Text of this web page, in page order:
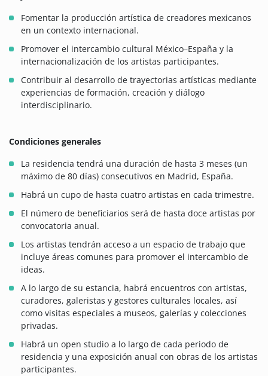
Fomentar la producción artística de creadores mexicanos
en un contexto internacional.
Promover el intercambio cultural México–España y la
internacionalización de los artistas participantes.
Contribuir al desarrollo de trayectorias artísticas mediante
experiencias de formación, creación y diálogo
interdisciplinario.
Condiciones generales
La residencia tendrá una duración de hasta 3 meses (un
máximo de 80 días) consecutivos en Madrid, España.
Habrá un cupo de hasta cuatro artistas en cada trimestre.
El número de beneficiarios será de hasta doce artistas por
convocatoria anual.
Los artistas tendrán acceso a un espacio de trabajo que
incluye áreas comunes para promover el intercambio de
ideas.
A lo largo de su estancia, habrá encuentros con artistas,
curadores, galeristas y gestores culturales locales, así
como visitas especiales a museos, galerías y colecciones
privadas.
Habrá un open studio a lo largo de cada periodo de
residencia y una exposición anual con obras de los artistas
participantes.